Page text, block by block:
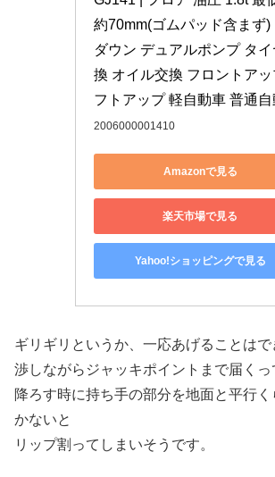
約70mm(ゴムパッド含まず)
ダウン デュアルポンプ タイ
換 オイル交換 フロントアッ
フトアップ 軽自動車 普通
2006000001410
Amazonで見る
楽天市場で見る
Yahoo!ショッピングで見る
ギリギリというか、一応あげることは
渉しながらジャッキポイントまで届くっ
降ろす時に持ち手の部分を地面と平行
かないと
リップ割ってしまいそうです。